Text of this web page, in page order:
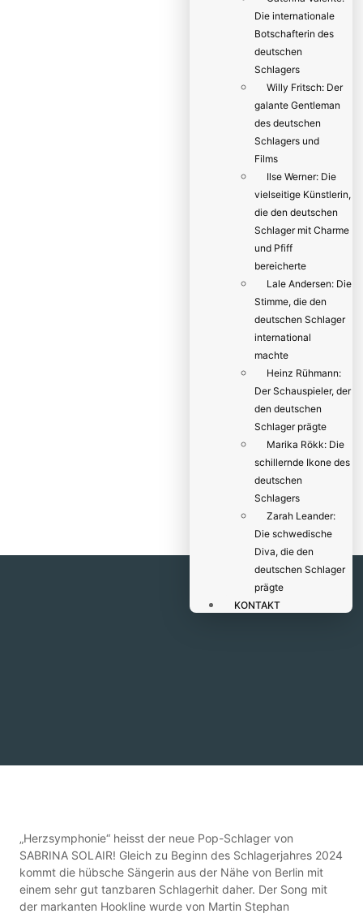
Die internationale
Botschafterin des
deutschen
Schlagers
Willy Fritsch: Der
galante Gentleman
des deutschen
Schlagers und
Films
Ilse Werner: Die
vielseitige Künstlerin,
die den deutschen
Schlager mit Charme
und Pfiff
bereicherte
Lale Andersen: Die
Stimme, die den
deutschen Schlager
international
machte
Heinz Rühmann:
Der Schauspieler, der
den deutschen
Schlager prägte
Marika Rökk: Die
schillernde Ikone des
deutschen
Schlagers
Zarah Leander:
Die schwedische
Diva, die den
deutschen Schlager
prägte
KONTAKT
„Herzsymphonie“ heisst der neue Pop-Schlager von
SABRINA SOLAIR! Gleich zu Beginn des Schlagerjahres 2024
kommt die hübsche Sängerin aus der Nähe von Berlin mit
einem sehr gut tanzbaren Schlagerhit daher. Der Song mit
der markanten Hookline wurde von Martin Stephan